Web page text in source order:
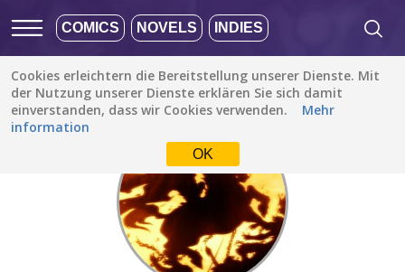
COMICS NOVELS INDIES
Cookies erleichtern die Bereitstellung unserer Dienste. Mit
der Nutzung unserer Dienste erklären Sie sich damit
einverstanden, dass wir Cookies verwenden.
Mehr
information
OK
Entdecken / DeadMindedPOP